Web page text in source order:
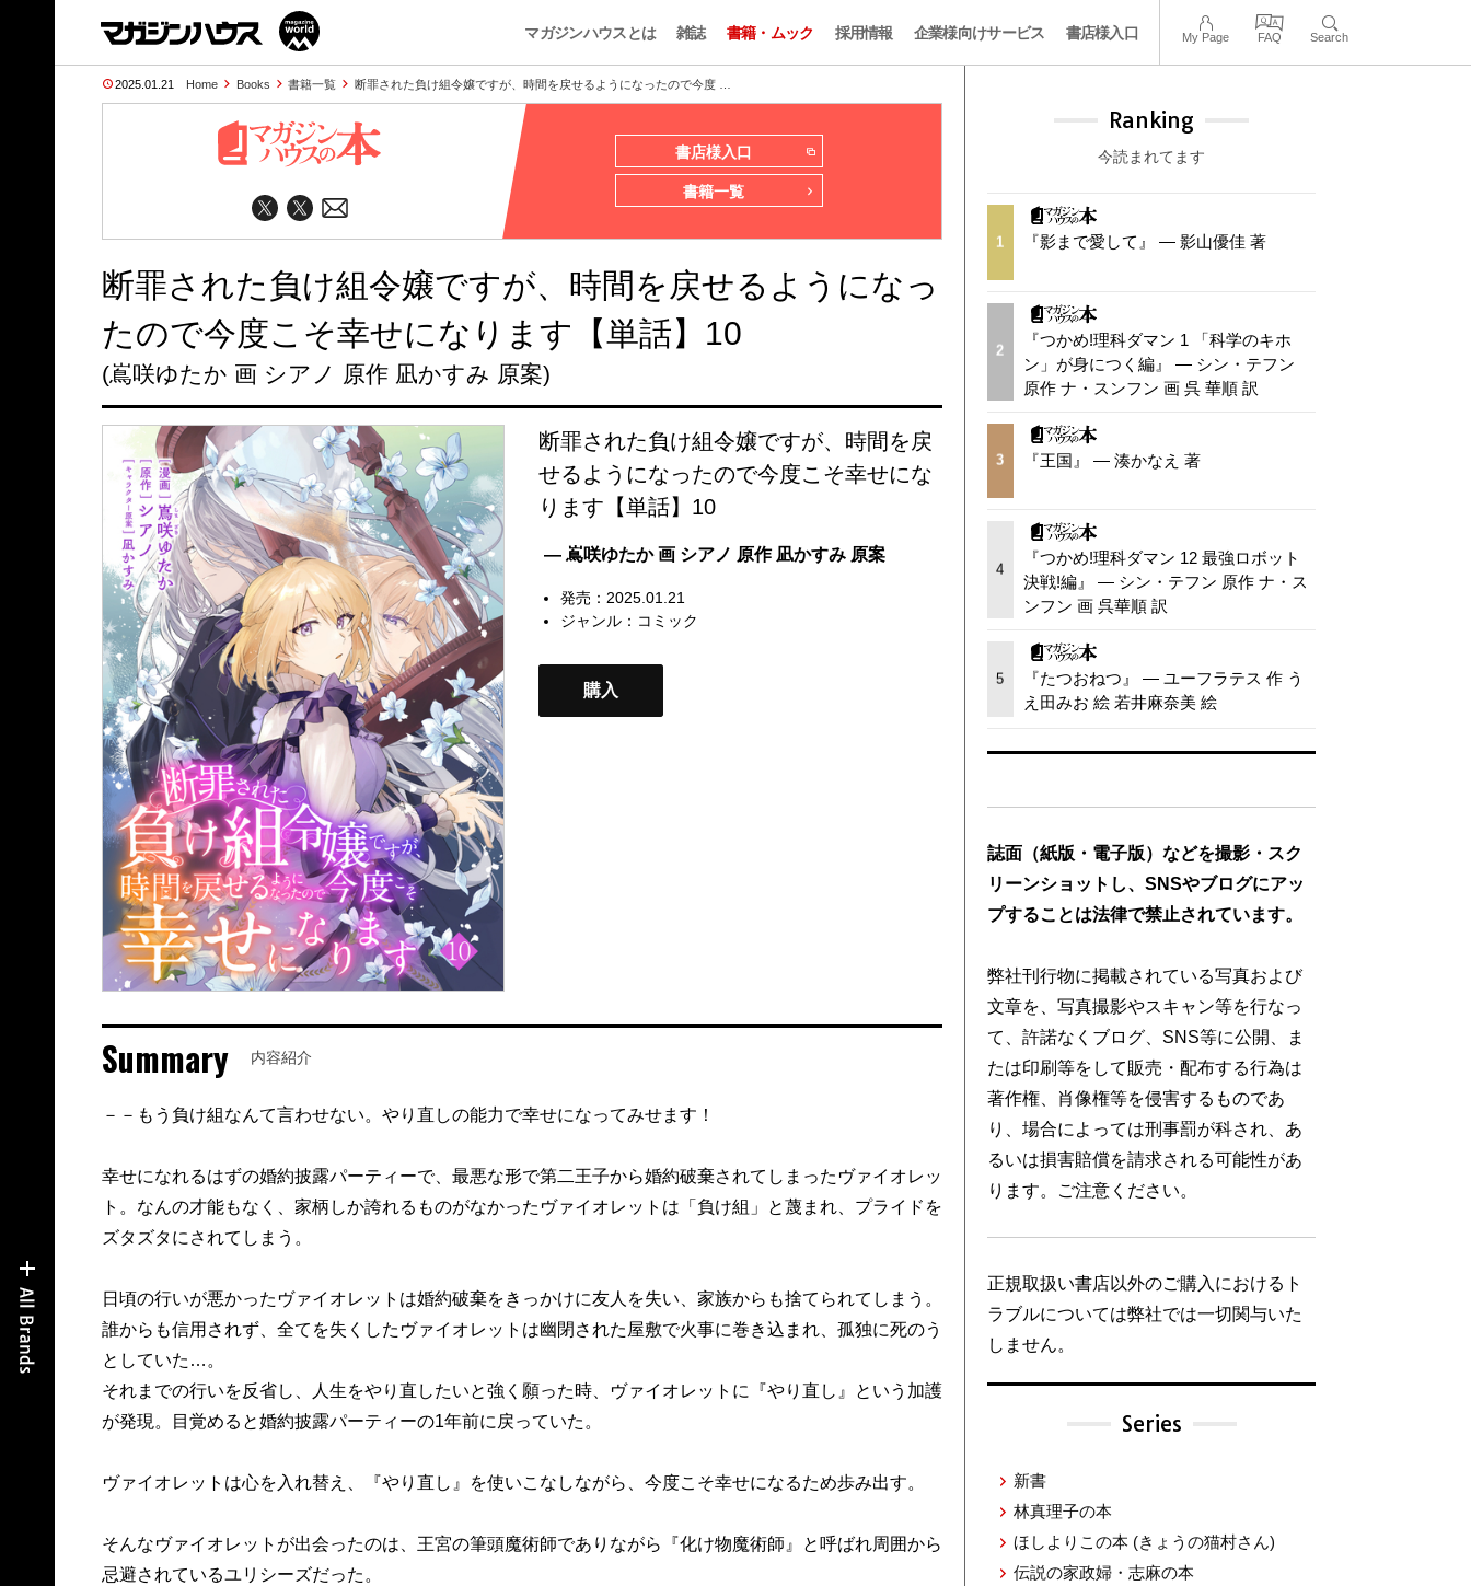
マガジンハウスとは 雑誌 書籍・ムック 採用情報 企業様向けサービス 書店様入口 My Page FAQ Search
2025.01.21 Home Books 書籍一覧 断罪された負け組令嬢ですが、時間を戻せるようになったので今度 …
書店様入口
書籍一覧
断罪された負け組令嬢ですが、時間を戻せるようになっ
たので今度こそ幸せになります【単話】10
(嶌咲ゆたか 画 シアノ 原作 凪かすみ 原案)
断罪された負け組令嬢ですが、時間を戻
せるようになったので今度こそ幸せにな
ります【単話】10
— 嶌咲ゆたか 画 シアノ 原作 凪かすみ 原案
発売：2025.01.21
ジャンル： コミック
購入
Summary 内容紹介
－－もう負け組なんて言わせない。やり直しの能力で幸せになってみせます！
幸せになれるはずの婚約披露パーティーで、最悪な形で第二王子から婚約破棄されてしまったヴァイオレッ
ト。なんの才能もなく、家柄しか誇れるものがなかったヴァイオレットは「負け組」と蔑まれ、プライドを
ズタズタにされてしまう。
日頃の行いが悪かったヴァイオレットは婚約破棄をきっかけに友人を失い、家族からも捨てられてしまう。
誰からも信用されず、全てを失くしたヴァイオレットは幽閉された屋敷で火事に巻き込まれ、孤独に死のう
としていた…。
それまでの行いを反省し、人生をやり直したいと強く願った時、ヴァイオレットに『やり直し』という加護
が発現。目覚めると婚約披露パーティーの1年前に戻っていた。
ヴァイオレットは心を入れ替え、『やり直し』を使いこなしながら、今度こそ幸せになるため歩み出す。
そんなヴァイオレットが出会ったのは、王宮の筆頭魔術師でありながら『化け物魔術師』と呼ばれ周囲から
忌避されているユリシーズだった。
Ranking
今読まれてます
1 『影まで愛して』 — 影山優佳 著
2
『つかめ!理科ダマン 1 「科学のキホ
ン」が身につく編』 — シン・テフン
原作 ナ・スンフン 画 呉 華順 訳
3 『王国』 — 湊かなえ 著
4
『つかめ!理科ダマン 12 最強ロボット
決戦!編』 — シン・テフン 原作 ナ・ス
ンフン 画 呉華順 訳
5
『たつおねつ』 — ユーフラテス 作 う
え田みお 絵 若井麻奈美 絵
誌面（紙版・電子版）などを撮影・スク
リーンショットし、SNSやブログにアッ
プすることは法律で禁止されています。
弊社刊行物に掲載されている写真および
文章を、写真撮影やスキャン等を行なっ
て、許諾なくブログ、SNS等に公開、ま
たは印刷等をして販売・配布する行為は
著作権、肖像権等を侵害するものであ
り、場合によっては刑事罰が科され、あ
るいは損害賠償を請求される可能性があ
ります。ご注意ください。
正規取扱い書店以外のご購入におけるト
ラブルについては弊社では一切関与いた
しません。
Series
新書
林真理子の本
ほしよりこの本 (きょうの猫村さん)
伝説の家政婦・志麻の本